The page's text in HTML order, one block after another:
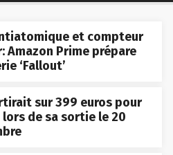
et compteur
Amazon Prime prépare
‘Fallout’
sur 399 euros pour
lors de sa sortie le 20